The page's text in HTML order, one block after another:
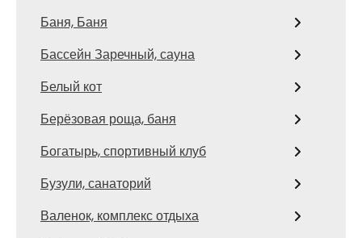
Баня, Баня
Бассейн Заречный, сауна
Белый кот
Берёзовая роща, баня
Богатырь, спортивный клуб
Бузули, санаторий
Валенок, комплекс отдыха